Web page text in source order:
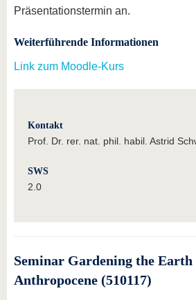
Präsentationstermin an.
Weiterführende Informationen
Link zum Moodle-Kurs
Kontakt
Prof. Dr. rer. nat. phil. habil. Astrid
SWS
2.0
Seminar Gardening the
Anthropocene (510117)